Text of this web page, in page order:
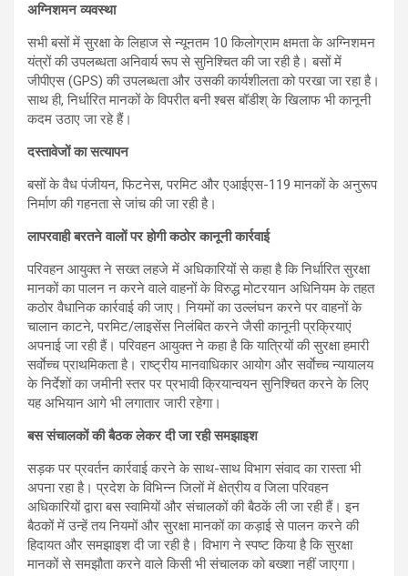
अग्निशमन व्यवस्था
सभी बसों में सुरक्षा के लिहाज से न्यूनतम 10 किलोग्राम क्षमता के अग्निशमन
यंत्रों की उपलब्धता अनिवार्य रूप से सुनिश्चित की जा रही है। बसों में
जीपीएस (GPS) की उपलब्धता और उसकी कार्यशीलता को परखा जा रहा है।
साथ ही, निर्धारित मानकों के विपरीत बनी श्बस बॉडीश् के खिलाफ भी कानूनी
कदम उठाए जा रहे हैं।
दस्तावेजों का सत्यापन
बसों के वैध पंजीयन, फिटनेस, परमिट और एआईएस-119 मानकों के अनुरूप
निर्माण की गहनता से जांच की जा रही है।
लापरवाही बरतने वालों पर होगी कठोर कानूनी कार्रवाई
परिवहन आयुक्त ने सख्त लहजे में अधिकारियों से कहा है कि निर्धारित सुरक्षा
मानकों का पालन न करने वाले वाहनों के विरुद्ध मोटरयान अधिनियम के तहत
कठोर वैधानिक कार्रवाई की जाए। नियमों का उल्लंघन करने पर वाहनों के
चालान काटने, परमिट/लाइसेंस निलंबित करने जैसी कानूनी प्रक्रियाएं
अपनाई जा रही हैं। परिवहन आयुक्त ने कहा है कि यात्रियों की सुरक्षा हमारी
सर्वाेच्च प्राथमिकता है। राष्ट्रीय मानवाधिकार आयोग और सर्वाेच्च न्यायालय
के निर्देशों का जमीनी स्तर पर प्रभावी क्रियान्वयन सुनिश्चित करने के लिए
यह अभियान आगे भी लगातार जारी रहेगा।
बस संचालकों की बैठक लेकर दी जा रही समझाइश
सड़क पर प्रवर्तन कार्रवाई करने के साथ-साथ विभाग संवाद का रास्ता भी
अपना रहा है। प्रदेश के विभिन्न जिलों में क्षेत्रीय व जिला परिवहन
अधिकारियों द्वारा बस स्वामियों और संचालकों की बैठकें ली जा रही हैं। इन
बैठकों में उन्हें तय नियमों और सुरक्षा मानकों का कड़ाई से पालन करने की
हिदायत और समझाइश दी जा रही है। विभाग ने स्पष्ट किया है कि सुरक्षा
मानकों से समझौता करने वाले किसी भी संचालक को बख्शा नहीं जाएगा।